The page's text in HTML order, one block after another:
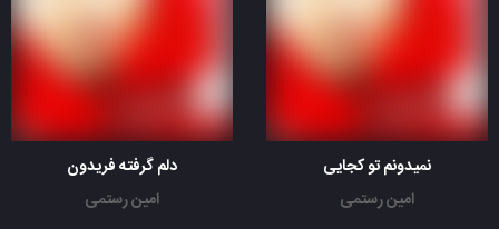
نمیدونم تو کجایی
امین رستمی
دلم گرفته فریدون
امین رستمی